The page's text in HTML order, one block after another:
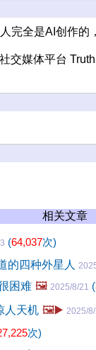
完全是AI创作的
交媒体平台
相关文章
(64,037次)
的四种外星人
困难 🖼️ 2025/8/21 (
人天机 🖼️▶️ 2025/
次)